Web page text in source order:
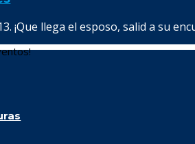
¡Que llega el esposo, salid a su